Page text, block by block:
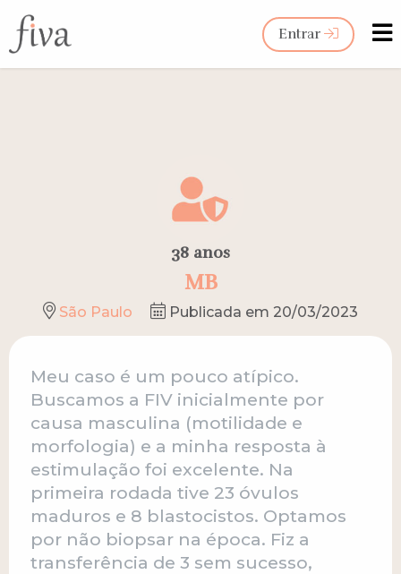
Entrar
38 anos
MB
São Paulo Publicada em 20/03/2023
Meu caso é um pouco atípico.
Buscamos a FIV inicialmente por
causa masculina (motilidade e
morfologia) e a minha resposta à
estimulação foi excelente. Na
primeira rodada tive 23 óvulos
maduros e 8 blastocistos. Optamos
por não biopsar na época. Fiz a
transferência de 3 sem sucesso,